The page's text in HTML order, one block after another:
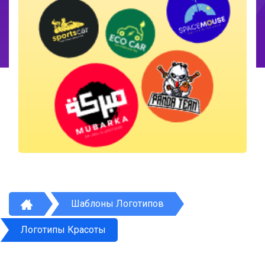
Шаблоны Логотипов
Логотипы Красоты